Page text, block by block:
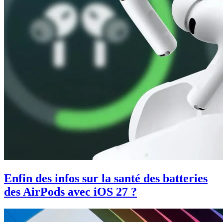
Enfin des infos sur la santé des batteries
des AirPods avec iOS 27 ?